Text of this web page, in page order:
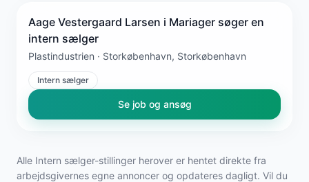
Aage Vestergaard Larsen i Mariager søger en
intern sælger
Plastindustrien · Storkøbenhavn, Storkøbenhavn
Intern sælger
Se job og ansøg
Alle Intern sælger-stillinger herover er hentet direkte fra
arbejdsgivernes egne annoncer og opdateres dagligt. Vil du